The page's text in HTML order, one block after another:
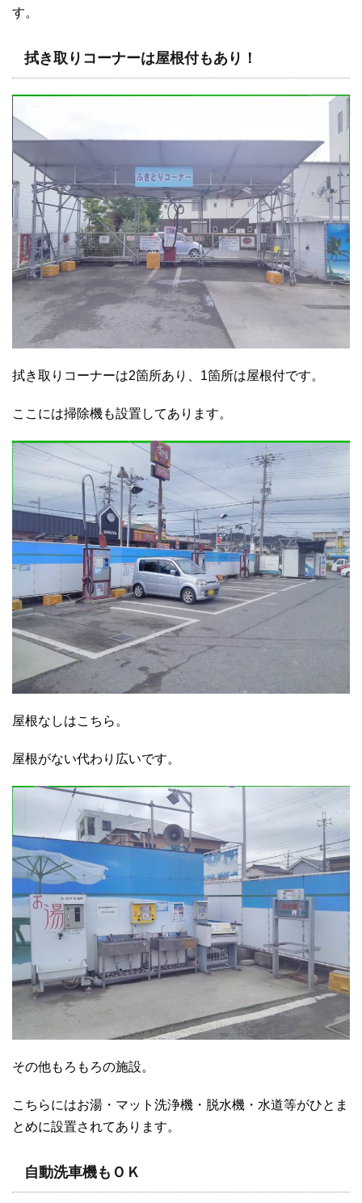
す。
拭き取りコーナーは屋根付もあり！
拭き取りコーナーは2箇所あり、1箇所は屋根付です。
ここには掃除機も設置してあります。
屋根なしはこちら。
屋根がない代わり広いです。
その他もろもろの施設。
こちらにはお湯・マット洗浄機・脱水機・水道等がひとま
とめに設置されてあります。
自動洗車機もＯＫ